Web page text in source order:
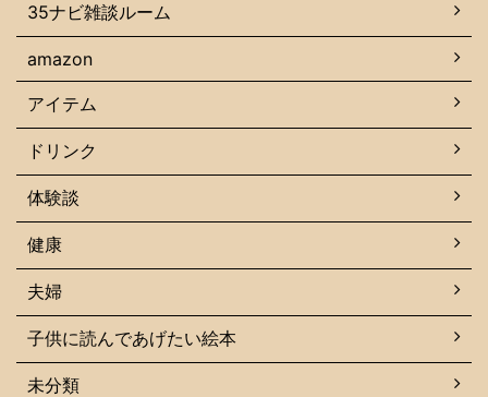
35ナビ雑談ルーム
amazon
アイテム
ドリンク
体験談
健康
夫婦
子供に読んであげたい絵本
未分類